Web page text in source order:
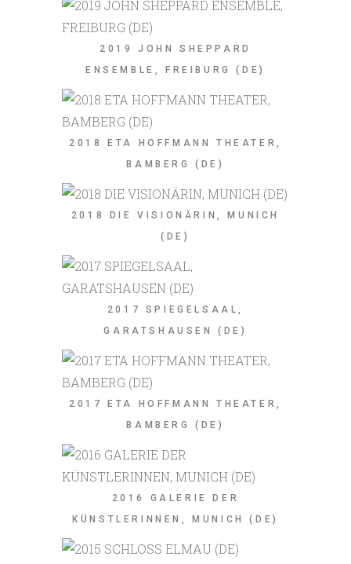
2019 JOHN SHEPPARD
ENSEMBLE, FREIBURG (DE)
2018 ETA HOFFMANN THEATER,
BAMBERG (DE)
2018 DIE VISIONÄRIN, MUNICH
(DE)
2017 SPIEGELSAAL,
GARATSHAUSEN (DE)
2017 ETA HOFFMANN THEATER,
BAMBERG (DE)
2016 GALERIE DER
KÜNSTLERINNEN, MUNICH (DE)